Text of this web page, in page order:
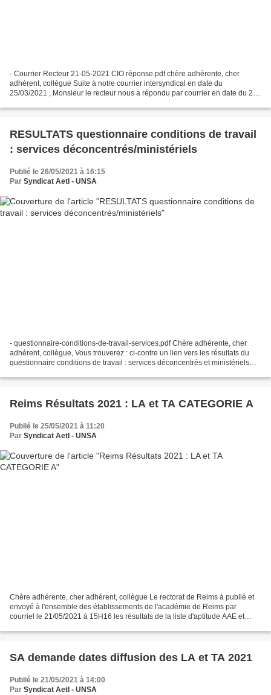
- Courrier Recteur 21-05-2021 CIO réponse.pdf chère adhérente, cher
adhérent, collègue Suite à notre courrier intersyndical en date du
25/03/2021 , Monsieur le recteur nous a répondu par courrier en date du 21-
RESULTATS questionnaire conditions de travail
: services déconcentrés/ministériels
Publié le 26/05/2021 à 16:15
Par Syndicat AetI - UNSA
- questionnaire-conditions-de-travail-services.pdf Chère adhérente, cher
adhérent, collègue, Vous trouverez : ci-contre un lien vers les résultats du
questionnaire conditions de travail : services déconcentrés et ministériels
Reims Résultats 2021 : LA et TA CATEGORIE A
Publié le 25/05/2021 à 11:20
Par Syndicat AetI - UNSA
Chère adhérente, cher adhérent, collègue Le rectorat de Reims à publié et
envoyé à l'ensemble des établissements de l'académie de Reims par
courriel le 21/05/2021 à 15H16 les résultats de la liste d'aptitude AAE et
SA demande dates diffusion des LA et TA 2021
Publié le 21/05/2021 à 14:00
Par Syndicat AetI - UNSA